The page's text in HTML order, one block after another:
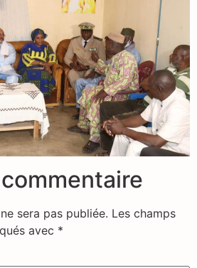
sera pas publiée. Les champs
avec *